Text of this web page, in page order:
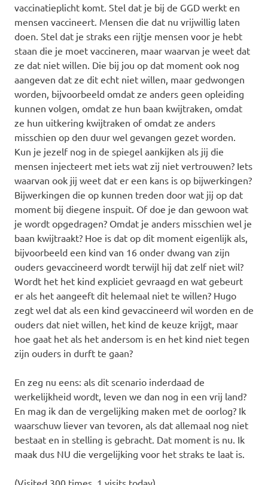
vaccinatieplicht komt. Stel dat je bij de GGD werkt en
mensen vaccineert. Mensen die dat nu vrijwillig laten
doen. Stel dat je straks een rijtje mensen voor je hebt
staan die je moet vaccineren, maar waarvan je weet dat
ze dat niet willen. Die bij jou op dat moment ook nog
aangeven dat ze dit echt niet willen, maar gedwongen
worden, bijvoorbeeld omdat ze anders geen opleiding
kunnen volgen, omdat ze hun baan kwijtraken, omdat
ze hun uitkering kwijtraken of omdat ze anders
misschien op den duur wel gevangen gezet worden.
Kun je jezelf nog in de spiegel aankijken als jij die
mensen injecteert met iets wat zij niet vertrouwen? Iets
waarvan ook jij weet dat er een kans is op bijwerkingen?
Bijwerkingen die op kunnen treden door wat jij op dat
moment bij diegene inspuit. Of doe je dan gewoon wat
je wordt opgedragen? Omdat je anders misschien wel je
baan kwijtraakt? Hoe is dat op dit moment eigenlijk als,
bijvoorbeeld een kind van 16 onder dwang van zijn
ouders gevaccineerd wordt terwijl hij dat zelf niet wil?
Wordt het het kind expliciet gevraagd en wat gebeurt
er als het aangeeft dit helemaal niet te willen? Hugo
zegt wel dat als een kind gevaccineerd wil worden en de
ouders dat niet willen, het kind de keuze krijgt, maar
hoe gaat het als het andersom is en het kind niet tegen
zijn ouders in durft te gaan?
En zeg nu eens: als dit scenario inderdaad de
werkelijkheid wordt, leven we dan nog in een vrij land?
En mag ik dan de vergelijking maken met de oorlog? Ik
waarschuw liever van tevoren, als dat allemaal nog niet
bestaat en in stelling is gebracht. Dat moment is nu. Ik
maak dus NU die vergelijking voor het straks te laat is.